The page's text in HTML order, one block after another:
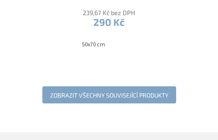
239,67 Kč bez DPH
290 Kč
50x70 cm
ZOBRAZIT VŠECHNY SOUVISEJÍCÍ PRODUKTY